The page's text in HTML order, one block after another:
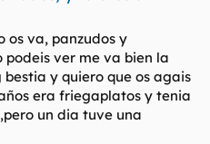
os va, panzudos y
podeis ver me va bien la
y quiero que os agais
era friegaplatos y tenia
un dia tuve una